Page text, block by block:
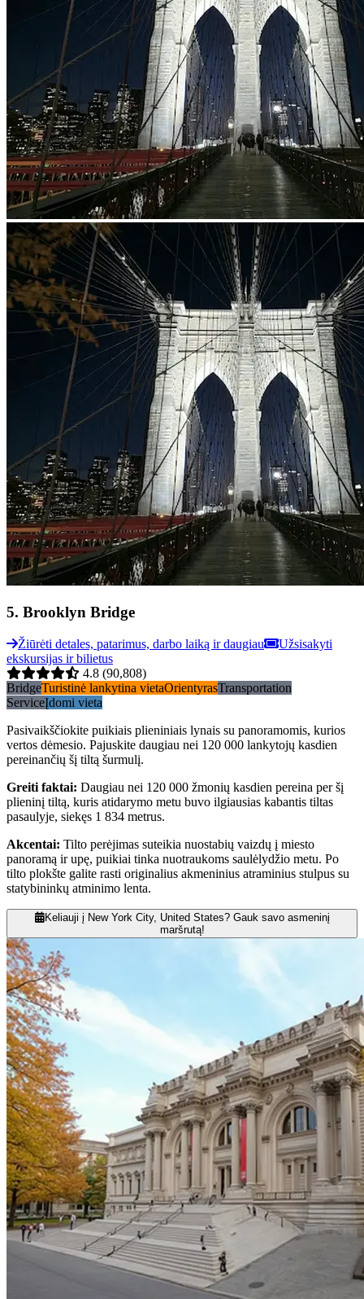
5. Brooklyn Bridge
Žiūrėti detales, patarimus, darbo laiką ir daugiau
Užsisakyti
ekskursijas ir bilietus
4.8 (90,808)
BridgeTuristinė lankytina vietaOrientyrasTransportation
ServiceĮdomi vieta
Pasivaikščiokite puikiais plieniniais lynais su panoramomis, kurios
vertos dėmesio. Pajuskite daugiau nei 120 000 lankytojų kasdien
pereinančių šį tiltą šurmulį.
Greiti faktai: Daugiau nei 120 000 žmonių kasdien pereina per šį
plieninį tiltą, kuris atidarymo metu buvo ilgiausias kabantis tiltas
pasaulyje, siekęs 1 834 metrus.
Akcentai: Tilto perėjimas suteikia nuostabių vaizdų į miesto
panoramą ir upę, puikiai tinka nuotraukoms saulėlydžio metu. Po
tilto plokšte galite rasti originalius akmeninius atraminius stulpus su
statybininkų atminimo lenta.
Keliauji į New York City, United States? Gauk savo asmeninį
maršrutą!